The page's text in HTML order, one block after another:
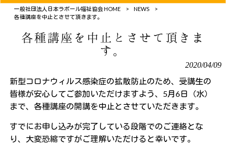
一般社団法人日本ラポール福祉協会 HOME > NEWS
>
各種講座を中止とさせて頂きます。
各種講座を中止とさせて頂きま
す。
2020/04/09
新型コロナウィルス感染症の拡散防止のため、受講生の
皆様が安心してご参加いただけますよう、 5月6日（水）
まで、各種講座の開講を中止とさせていただきます。
すでにお申し込みが完了している段階でのご連絡とな
り、 大変恐縮ですがご理解いただけると幸いです。